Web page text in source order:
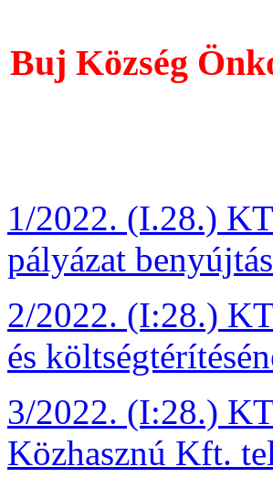
Buj Község
1/2022. (I.28.)
pályázat
2/2022. (I:28.)
és
3/2022. (I:28.)
Közhasznú Kft.